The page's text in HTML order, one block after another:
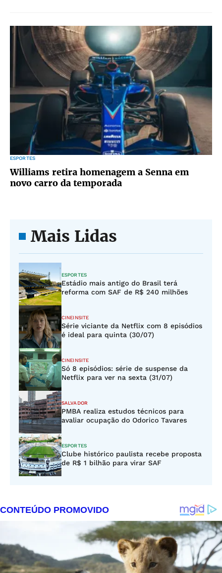
ESPORTES
Williams retira homenagem a Senna em
novo carro da temporada
Mais Lidas
ESPORTES
Estádio mais antigo do Brasil terá
reforma com SAF de R$ 240 milhões
CINEINSITE
Série viciante da Netflix com 8 episódios
é ideal para quinta (30/07)
CINEINSITE
Só 8 episódios: série de suspense da
Netflix para ver na sexta (31/07)
SALVADOR
PMBA realiza estudos técnicos para
avaliar ocupação do Odorico Tavares
ESPORTES
Clube histórico paulista recebe proposta
de R$ 1 bilhão para virar SAF